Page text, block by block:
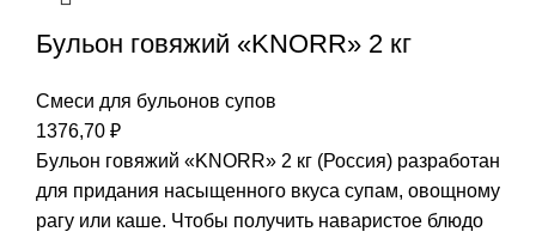
Бульон говяжий «KNORR» 2 кг
Смеси для бульонов супов
1376,70 ₽
Бульон говяжий «KNORR» 2 кг (Россия) разработан
для придания насыщенного вкуса супам, овощному
рагу или каше. Чтобы получить наваристое блюдо